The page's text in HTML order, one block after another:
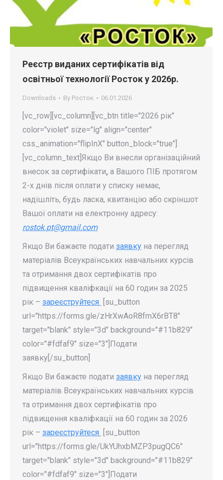
Реєстр виданих сертифікатів від
освітньої технології Росток у 2026р.
Downloads By Росток 06.01.2026
[vc_row][vc_column][vc_btn title="2026 рік"
color="violet" size="lg" align="center"
css_animation="flipInX" button_block="true"]
[vc_column_text]Якщо Ви внесли організаційний
внесок за сертифікати, а Вашого ПІБ протягом
2-х днів після оплати у списку немає,
надішліть, будь ласка, квитанцію або скріншот
Вашої оплати на електронну адресу:
rostok.pt@gmail.com
Якщо Ви бажаєте подати заявку на перегляд
матеріалів Всеукраїнських навчальних курсів
та отримання двох сертифікатів про
підвищення кваліфкації на 60 годин за 2025
рік – зареєструйтеся
[su_button
url="https://forms.gle/zHrXwAoR8fmX6rBT8"
target="blank" style="3d" background="#11b829"
color="#fdfaf9" size="3"]Подати
заявку[/su_button]
Якщо Ви бажаєте подати заявку на перегляд
матеріалів Всеукраїнських навчальних курсів
та отримання двох сертифікатів про
підвищення кваліфкації на 60 годин за 2026
рік – зареєструйтеся
[su_button
url="https://forms.gle/UkYUhxbMZP3pugQC6"
target="blank" style="3d" background="#11b829"
color="#fdfaf9" size="3"]Подати